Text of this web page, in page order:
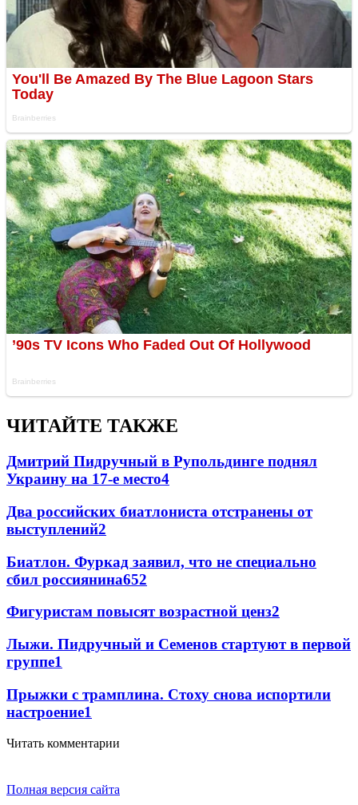
ЧИТАЙТЕ ТАКЖЕ
Дмитрий Пидручный в Рупольдинге поднял
Украину на 17-е место4
Два российских биатлониста отстранены от
выступлений2
Биатлон. Фуркад заявил, что не специально
сбил россиянина652
Фигуристам повысят возрастной ценз2
Лыжи. Пидручный и Семенов стартуют в первой
группе1
Прыжки с трамплина. Стоху снова испортили
настроение1
Читать комментарии
Полная версия сайта